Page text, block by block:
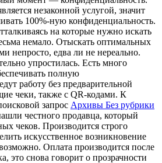
незаконной услугой, значит
100%-ную конфиденциальность.
на которые нужно искать
немало. Отыскать оптимальных
непросто, едва ли не нереально.
упростилась. Есть много
полную
работу без предварительной
чеки, также с QR-кодами. К
запрос Архивы Без рубрики
честного продавца, который
чеков. Производится строго
искусственное возникновение
Оплата производится после
это снова говорит о прозрачности